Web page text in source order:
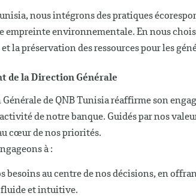
nous intégrons des pratiques
empreinte environnementale. En nous
la préservation des ressources pour les
de la Direction Générale
de QNB Tunisia réaffirme son
de notre banque. Guidés par nos
cœur de nos priorités.
à :
besoins au centre de nos décisions, en
fluide et intuitive.